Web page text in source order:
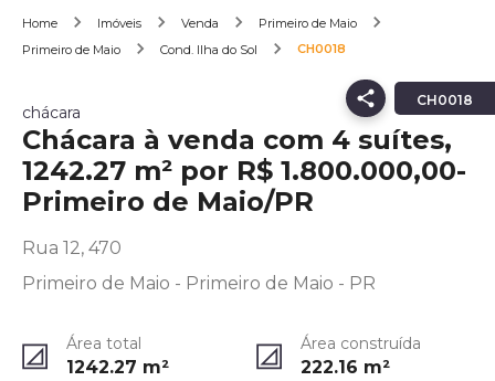
Home Imóveis Venda
Primeiro de Maio
Primeiro de Maio
Cond. Ilha do Sol CH0018
CH0018
chácara
Chácara à venda com 4 suítes,
1242.27 m² por R$ 1.800.000,00-
Primeiro de Maio/PR
Rua 12, 470
Primeiro de Maio - Primeiro de Maio - PR
Área total
1242.27 m²
Área construída
222.16 m²